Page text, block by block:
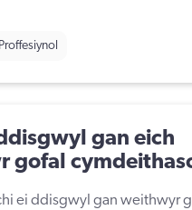
gan eich
gofal
ei ddisgwyl gan weithwyr